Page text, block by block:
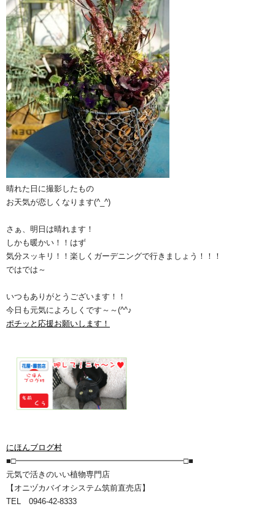
晴れた日に撮影したもの
お天気が恋しくなります(^_^)
さぁ、明日は晴れます！
しかも暖かい！！はず
気分スッキリ！！楽しくガーデニングで行きましょう！！！
ではでは～
いつもありがとうございます！！
今日も元気によろしくです～～(^^♪
ポチッと応援お願いします！
にほんブログ村
■□━━━━━━━━━━━━━━━━━━━━━□■
元気で活きのいい植物専門店
【オニヅカバイオシステム筑前直売店】
TEL 0946-42-8333